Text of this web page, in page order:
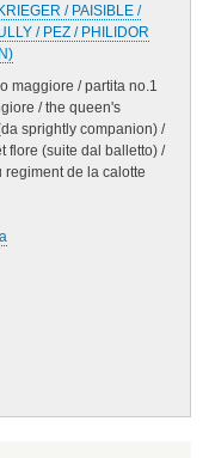
/ PAISIBLE /
/ PEZ / PHILIDOR
maggiore / partita no.1
/ the queen's
sprightly companion) /
flore (suite dal balletto) /
regiment de la calotte